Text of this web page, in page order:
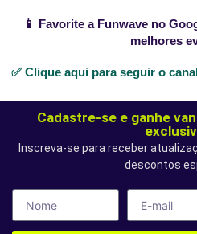
📱 Favorite a Funwave no
melhores
✅ Clique aqui para seguir o
Cadastre-se e ganhe
Inscreva-se para receber
descontos